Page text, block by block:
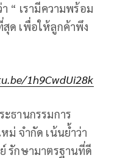
“ เรามีความพร้อม
ด เพื่อให้ลูกค้าพึง
1h9CwdUi28k
ธานกรรมการ
ม่ จำกัด เน้นย้ำว่า
รักษามาตรฐานที่ดี